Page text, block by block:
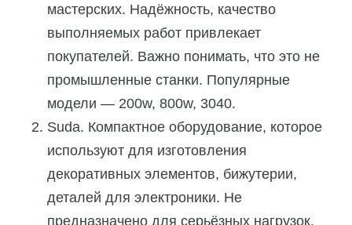
мастерских. Надёжность, качество
выполняемых работ привлекает
покупателей. Важно понимать, что это не
промышленные станки. Популярные
модели — 200w, 800w, 3040.
Suda. Компактное оборудование, которое
используют для изготовления
декоративных элементов, бижутерии,
деталей для электроники. Не
предназначено для серьёзных нагрузок.